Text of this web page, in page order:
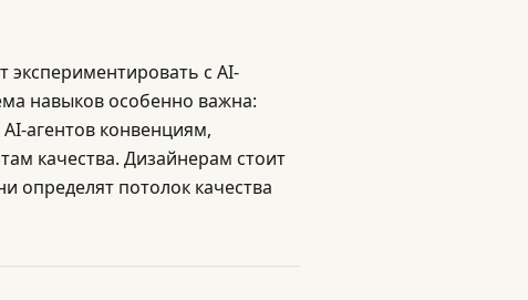
экспериментировать с AI-
навыков особенно важна:
агентов конвенциям,
качества. Дизайнерам стоит
потолок качества